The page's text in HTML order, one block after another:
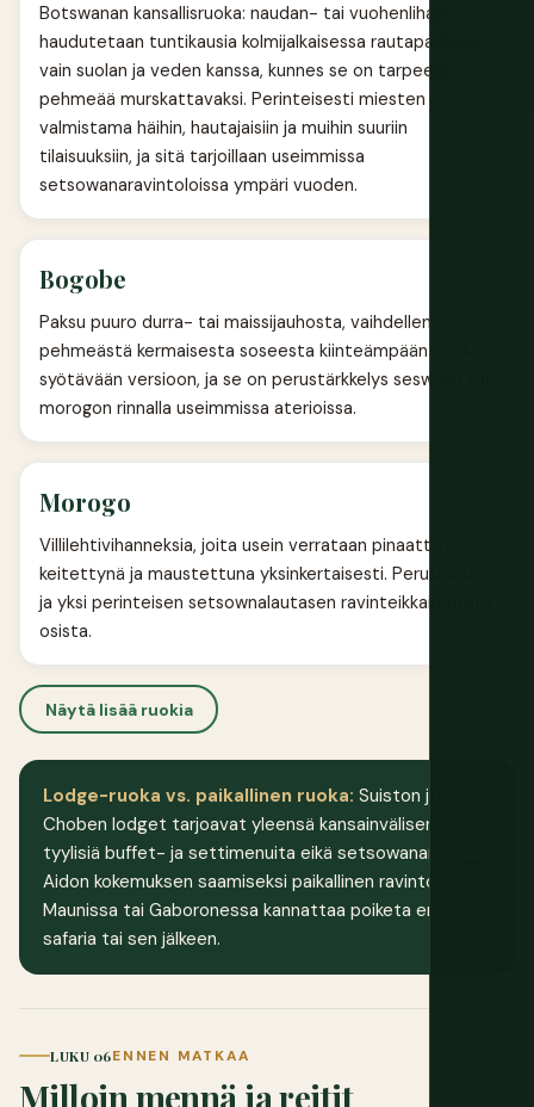
Botswanan kansallisruoka: naudan- tai vuohenlihaä,
haudutetaan tuntikausia kolmijalkaisessa rautapadassa
vain suolan ja veden kanssa, kunnes se on tarpeeksi
pehmeää murskattavaksi. Perinteisesti miesten
valmistama häihin, hautajaisiin ja muihin suuriin
tilaisuuksiin, ja sitä tarjoillaan useimmissa
setsowanaravintoloissa ympäri vuoden.
Bogobe
Paksu puuro durra- tai maissijauhosta, vaihdellen
pehmeästä kermaisesta soseesta kiinteämpään käsillä
syötävään versioon, ja se on perustärkkelys seswaan tai
morogon rinnalla useimmissa aterioissa.
Morogo
Villilehtivihanneksia, joita usein verrataan pinaattiin,
keitettynä ja maustettuna yksinkertaisesti. Peruslisuke
ja yksi perinteisen setsownalautasen ravinteikkaimmista
osista.
Näytä lisää ruokia
Lodge-ruoka vs. paikallinen ruoka: Suiston ja
Choben lodget tarjoavat yleensä kansainvälisen
tyylisiä buffet- ja settimenuita eikä setsowanaruokaa.
Aidon kokemuksen saamiseksi paikallinen ravintola
Maunissa tai Gaboronessa kannattaa poiketa ennen
safaria tai sen jälkeen.
LUKU 06ENNEN MATKAA
Milloin mennä ja reitit